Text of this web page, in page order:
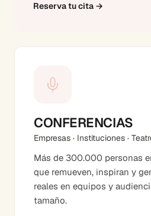
Reserva tu cita →
CONFERENCIAS
Empresas · Instituciones ·
Más de 300.000 personas
que remueven, inspiran y
reales en equipos y
tamaño.